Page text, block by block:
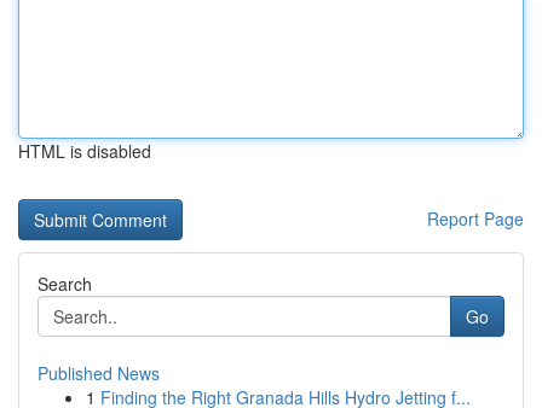
HTML is disabled
Report Page
Search
Go
Published News
1 Finding the Right Granada Hills Hydro Jetting f...